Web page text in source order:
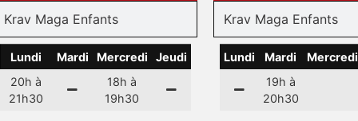
Krav Maga Enfants
Lundi Mardi Mercredi
Jeudi
20h à
21h30
18h à
19h30
Krav Maga Enfants
Lundi Mardi Mercredi
19h à
20h30